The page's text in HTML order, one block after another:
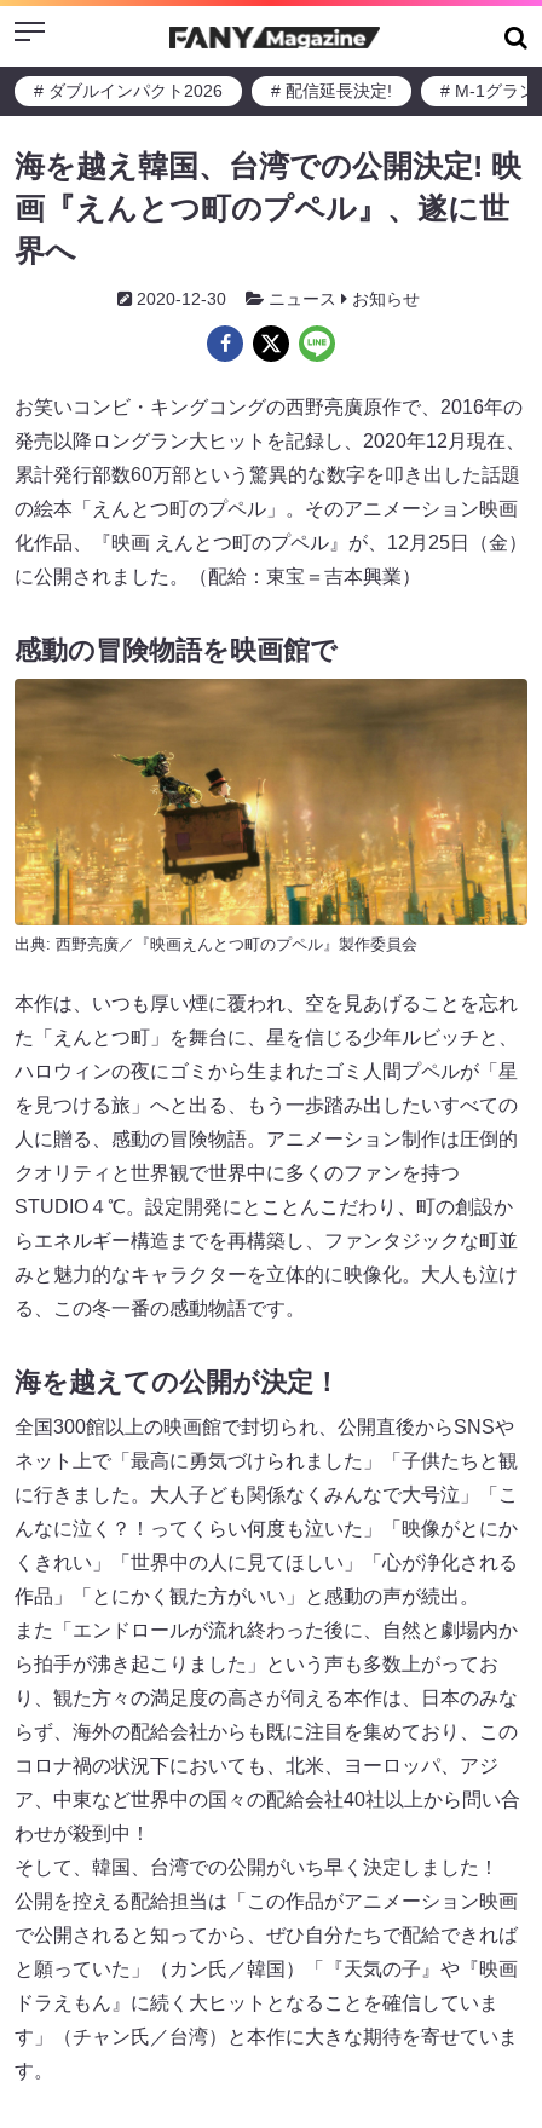
Menu
# ダブルインパクト2026 # 配信延長決定! # M-1グラン
海を越え韓国、台湾での公開決定! 映
画『えんとつ町のプペル』、遂に世
界へ
2020-12-30 ニュース お知らせ
お笑いコンビ・キングコングの西野亮廣原作で、2016年の
発売以降ロングラン大ヒットを記録し、2020年12月現在、
累計発行部数60万部という驚異的な数字を叩き出した話題
の絵本「えんとつ町のプペル」。そのアニメーション映画
化作品、『映画 えんとつ町のプペル』が、12月25日（金）
に公開されました。（配給：東宝＝吉本興業）
感動の冒険物語を映画館で
出典: 西野亮廣／『映画えんとつ町のプペル』製作委員会
本作は、いつも厚い煙に覆われ、空を見あげることを忘れ
た「えんとつ町」を舞台に、星を信じる少年ルビッチと、
ハロウィンの夜にゴミから生まれたゴミ人間プペルが「星
を見つける旅」へと出る、もう一歩踏み出したいすべての
人に贈る、感動の冒険物語。アニメーション制作は圧倒的
クオリティと世界観で世界中に多くのファンを持つ
STUDIO４℃。設定開発にとことんこだわり、町の創設か
らエネルギー構造までを再構築し、ファンタジックな町並
みと魅力的なキャラクターを立体的に映像化。大人も泣け
る、この冬一番の感動物語です。
海を越えての公開が決定！
全国300館以上の映画館で封切られ、公開直後からSNSや
ネット上で「最高に勇気づけられました」「子供たちと観
に行きました。大人子ども関係なくみんなで大号泣」「こ
んなに泣く？！ってくらい何度も泣いた」「映像がとにか
くきれい」「世界中の人に見てほしい」「心が浄化される
作品」「とにかく観た方がいい」と感動の声が続出。
また「エンドロールが流れ終わった後に、自然と劇場内か
ら拍手が沸き起こりました」という声も多数上がってお
り、観た方々の満足度の高さが伺える本作は、日本のみな
らず、海外の配給会社からも既に注目を集めており、この
コロナ禍の状況下においても、北米、ヨーロッパ、アジ
ア、中東など世界中の国々の配給会社40社以上から問い合
わせが殺到中！
そして、韓国、台湾での公開がいち早く決定しました！
公開を控える配給担当は「この作品がアニメーション映画
で公開されると知ってから、ぜひ自分たちで配給できれば
と願っていた」（カン氏／韓国）「『天気の子』や『映画
ドラえもん』に続く大ヒットとなることを確信していま
す」（チャン氏／台湾）と本作に大きな期待を寄せていま
す。